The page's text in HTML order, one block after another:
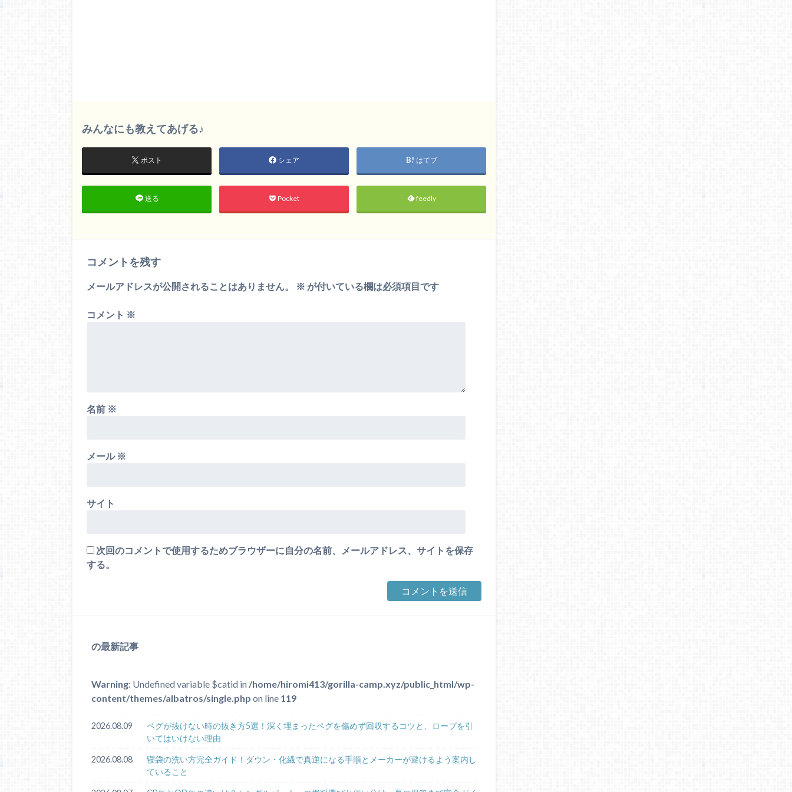
みんなにも教えてあげる♪
ポスト シェア はてブ
送る Pocket feedly
コメントを残す
メールアドレスが公開されることはありません。 ※ が付いている欄は必須項目です
コメント ※
名前 ※
メール ※
サイト
次回のコメントで使用するためブラウザーに自分の名前、メールアドレス、サイトを保存
する。
の最新記事
Warning: Undefined variable $catid in /home/hiromi413/gorilla-camp.xyz/public_html/wp-
content/themes/albatros/single.php on line 119
2026.08.09
ペグが抜けない時の抜き方5選！深く埋まったペグを傷めず回収するコツと、ロープを引
いてはいけない理由
2026.08.08
寝袋の洗い方完全ガイド！ダウン・化繊で真逆になる手順とメーカーが避けるよう案内し
ていること